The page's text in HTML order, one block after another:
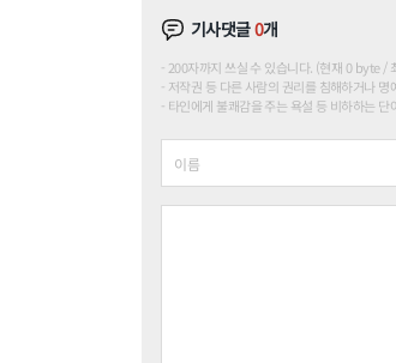
기사댓글0개
200자까지 쓰실 수 있습니다. (현재 0 byte /
저작권 등 다른 사람의 권리를 침해하거나
타인에게 불쾌감을 주는 욕설 등 비하하는